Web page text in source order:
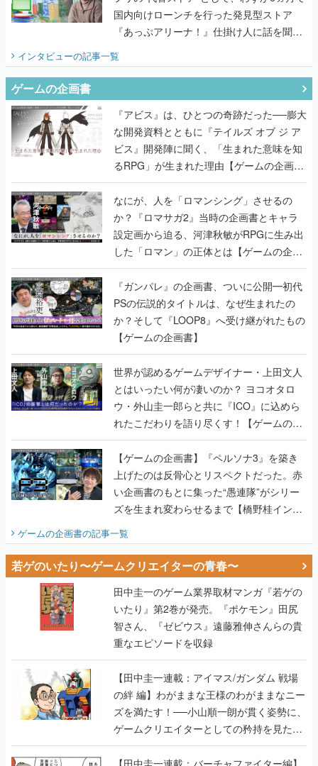
国内向けローンチを行った発見型ストア
『あっぷアリーナ！』仕掛け人に話を聞い
インタビューの記事一覧
ゲームの企画書
『アビス』は、ひとつの奇跡だった──膨大
な開発資料とともに『テイルズ オブ ジ ア
ビス』開発陣に聞く、「生まれた意味を知
るRPG」が生まれた理由【ゲームの企画
書】
なにが、人を「ロマンシング」させるの
か？『ロマサガ2』当時の企画書とキャラ
設定画から迫る、河津秋敏がRPGに生み出
した「ロマン」の正体とは【ゲームの企画
書】
『ガンパレ』の企画書、ついに公開━初代
PSの伝説的タイトルは、なぜ生まれたの
か？そして『LOOP8』へ受け継がれたもの
【ゲームの企画書】
世界が認めるゲームデザイナー・上田文人
とはいったい何が凄いのか？ ヨコオタロ
ウ・外山圭一郎らと共に『ICO』に込めら
れたこだわりを語り尽くす！【ゲームの企
画書】
【ゲームの企画書】『ペルソナ3』を築き
上げたのは反骨心とリスペクトだった。赤
い企画書のもとに集った“愚連隊”がシリー
ズを生まれ変わらせるまで【橋野桂インタ
ゲームの企画書の記事一覧
若ゲのいたり〜ゲームクリエイターの青春〜
田中圭一のゲーム業界取材マンガ『若ゲの
いたり』第2巻が発売。『ポケモン』田尻
智さん、『ゼビウス』遠藤雅伸さんらの貴
重なエピソードを収録
【田中圭一連載：アイマス/ガンダム 戦場
の絆 編】わがままな王様のわがままなニー
ズを満たす！──小山順一朗が貫く姿勢に、
ゲームクリエイターとしての矜持を見た
【若ゲのいたり最終回】
【田中圭一連載：バーチャファイター編】